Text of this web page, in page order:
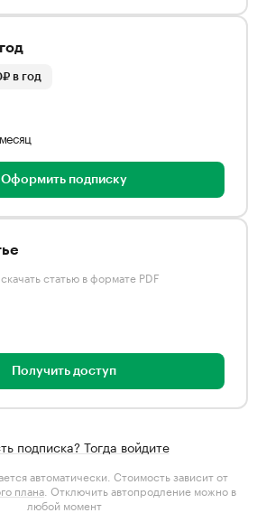
в год
Оформить подписку
статью в формате PDF
Получить доступ
подписка? Тогда войдите
автоматически. Стоимость зависит от
плана . Отключить автопродление можно в
любой момент